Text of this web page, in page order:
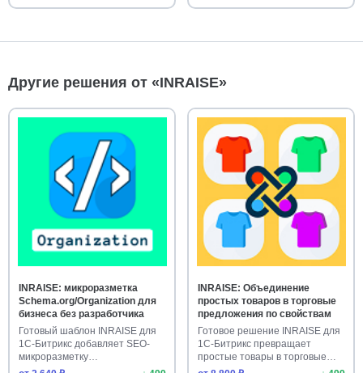
Другие решения от «INRAISE»
INRAISE: микроразметка
Schema.org/Organization для
бизнеса без разработчика
Готовый шаблон INRAISE для
1С-Битрикс добавляет SEO-
микроразметку
Schema.org/Org…
INRAISE: Объединение
простых товаров в торговые
предложения по свойствам
Готовое решение INRAISE для
1С-Битрикс превращает
простые товары в торговые
пред…